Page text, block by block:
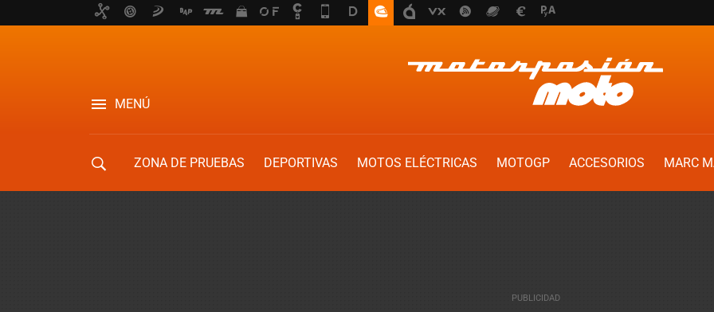
MENÚ
ZONA DE PRUEBAS DEPORTIVAS MOTOS ELÉCTRICAS MOTOGP ACCESORIOS
MARC